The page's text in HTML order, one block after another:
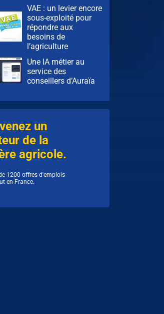
VAE : un levier encore
sous-exploité pour
répondre aux
besoins de
l’agriculture
Une IA métier au
service des
conseillers d’Auraïa
un
de la
agricole.
1200 offres d'emplois
en France.